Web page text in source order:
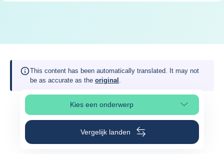
This content has been automatically translated. It may not
be as accurate as the original .
Kies een onderwerp
Selecteer paginasectie
Vergelijk landen